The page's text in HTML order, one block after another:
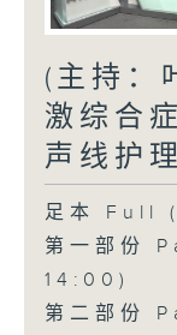
(主持：
激综合
声线护理
足本 Full
第一部份
14:00)
第二部份